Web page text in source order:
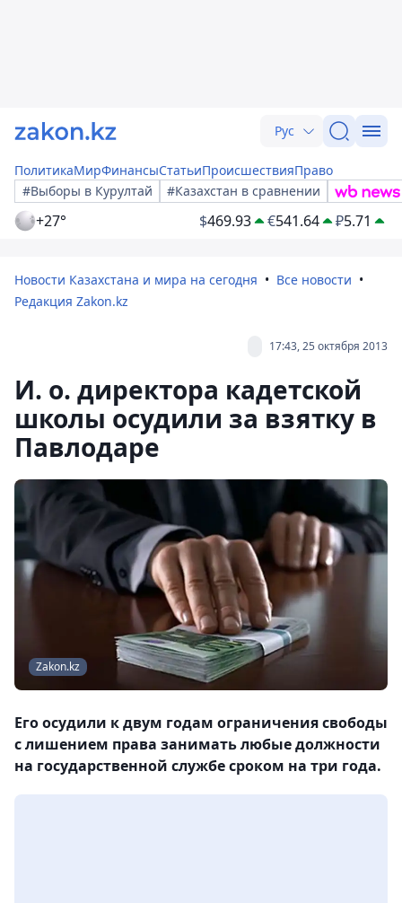
Рус
ПолитикаМирФинансыСтатьиПроисшествияПраво
#Выборы в Курултай
#Казахстан в сравнении
+27° $469.93 €541.64 ₽5.71
Новости Казахстана и мира на сегодня
Все новости
Редакция Zakon.kz
17:43, 25 октября 2013
И. о. директора кадетской
школы осудили за взятку в
Павлодаре
Zakon.kz
Его осудили к двум годам ограничения свободы
с лишением права занимать любые должности
на государственной службе сроком на три года.